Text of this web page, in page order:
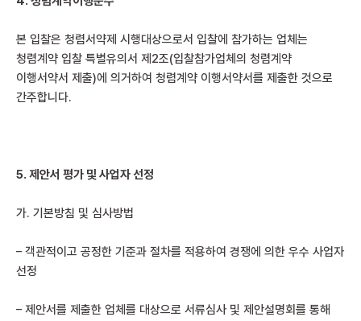
본 입찰은 청렴서약제 시행대상으로서 입찰에 참가하는 업체는
청렴계약 입찰 특별유의서 제2조(입찰참가업체의 청렴계약
이행서약서 제출)에 의거하여 청렴계약 이행서약서를 제출한 것으로
간주합니다.
5. 제안서 평가 및 사업자 선정
가. 기본방침 및 심사방법
– 객관적이고 공정한 기준과 절차를 적용하여 경쟁에 의한 우수 사업자
선정
– 제안서를 제출한 업체를 대상으로 서류심사 및 제안설명회를 통해